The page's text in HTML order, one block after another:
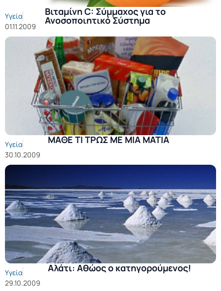
Υγεία
01.11.2009
Βιταμίνη C: Σύμμαχος για το
Ανοσοποιητικό Σύστημα
Υγεία
30.10.2009
ΜΑΘΕ ΤΙ ΤΡΩΣ ΜΕ ΜΙΑ ΜΑΤΙΑ
Υγεία
29.10.2009
Αλάτι: Αθώος ο κατηγορούμενος!